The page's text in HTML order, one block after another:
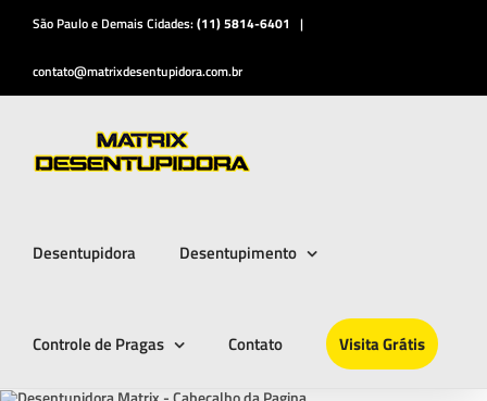
São Paulo e Demais Cidades:(11) 5814-6401 |
contato@matrixdesentupidora.com.br
Desentupidora Desentupimento
Controle de Pragas Contato Visita Grátis